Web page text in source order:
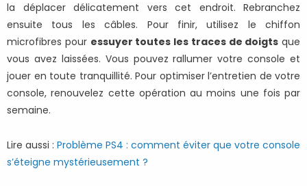
la déplacer délicatement vers cet endroit. Rebranchez
ensuite tous les câbles. Pour finir, utilisez le chiffon
microfibres pour essuyer toutes les traces de doigts que
vous avez laissées. Vous pouvez rallumer votre console et
jouer en toute tranquillité. Pour optimiser l’entretien de votre
console, renouvelez cette opération au moins une fois par
semaine.
Lire aussi : Problème PS4 : comment éviter que votre console
s’éteigne mystérieusement ?